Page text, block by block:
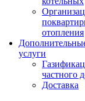
отопления
услуги
частного
Доставка